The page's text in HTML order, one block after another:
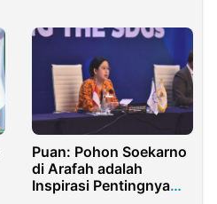
Puan: Pohon Soekarno
di Arafah adalah
Inspirasi Pentingnya